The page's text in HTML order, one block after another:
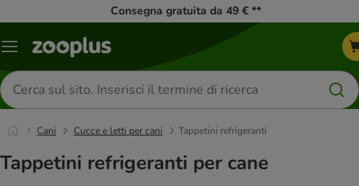
Consegna gratuita da 49 € **
Overview
Cerca
prodotti
Cani Cucce e letti per cani Tappetini refrigeranti
Tappetini refrigeranti per cane